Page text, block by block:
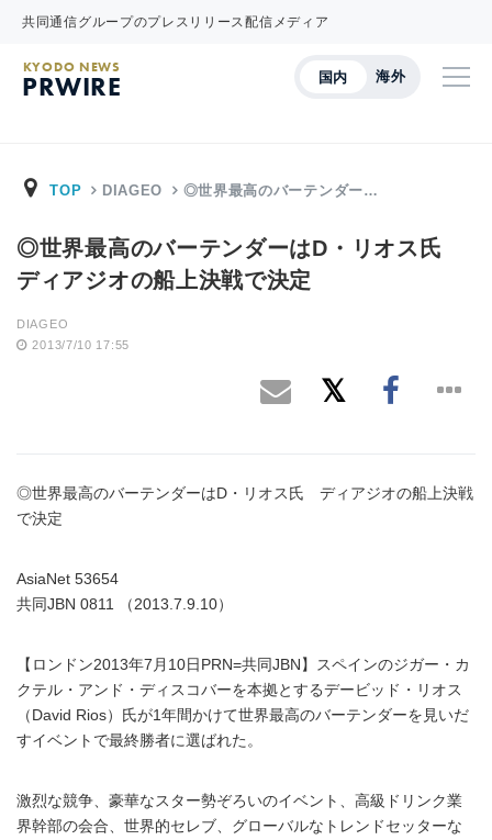
共同通信グループのプレスリリース配信メディア
国内 海外
KYODO NEWS
PRWIRE
TOP DIAGEO ◎世界最高のバーテンダー…
◎世界最高のバーテンダーはD・リオス氏
ディアジオの船上決戦で決定
DIAGEO
2013/7/10 17:55
◎世界最高のバーテンダーはD・リオス氏 ディアジオの船上決戦
で決定
AsiaNet 53654
共同JBN 0811 （2013.7.9.10）
【ロンドン2013年7月10日PRN=共同JBN】スペインのジガー・カ
クテル・アンド・ディスコバーを本拠とするデービッド・リオス
（David Rios）氏が1年間かけて世界最高のバーテンダーを見いだ
すイベントで最終勝者に選ばれた。
激烈な競争、豪華なスター勢ぞろいのイベント、高級ドリンク業
界幹部の会合、世界的セレブ、グローバルなトレンドセッターな